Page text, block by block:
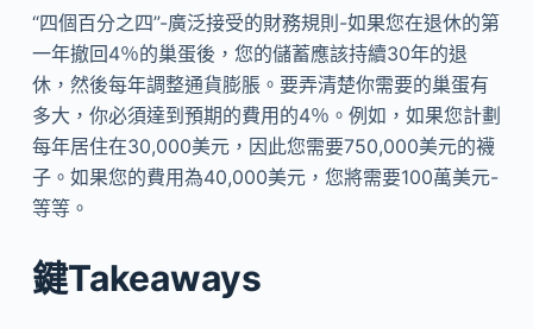
“四個百分之四”-廣泛接受的財務規則-如果您在退休的第
一年撤回4％的巢蛋後，您的儲蓄應該持續30年的退
休，然後每年調整通貨膨脹。要弄清楚你需要的巢蛋有
多大，你必須達到預期的費用的4％。例如，如果您計劃
每年居住在30,000美元，因此您需要750,000美元的襪
子。如果您的費用為40,000美元，您將需要100萬美元-
等等。
鍵Takeaways